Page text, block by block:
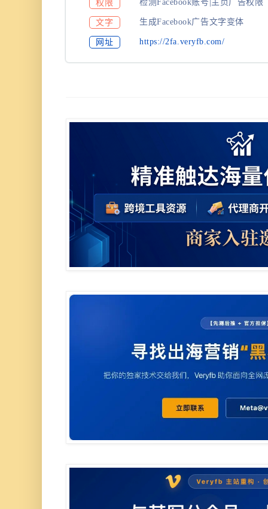
权限 检测Facebook账号|主页广告权限
文字 生成Facebook广告文字变体
网址 https://2fa.veryfb.com/